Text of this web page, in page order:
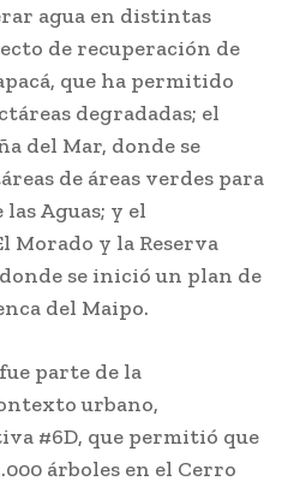
agua en distintas
de recuperación de
que ha permitido
degradadas; el
del Mar, donde se
de áreas verdes para
Aguas; y el
Morado y la Reserva
se inició un plan de
del Maipo.
parte de la
urbano,
#6D, que permitió que
árboles en el Cerro